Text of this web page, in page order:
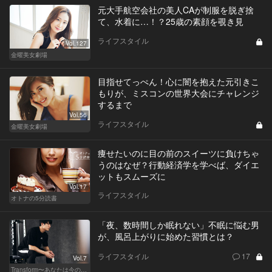
Vol.127
金曜美女劇場
元大手航空会社の美人CAが制服を脱ぎ捨
て、水着に…！？25歳の素顔を覗き見
ライフスタイル
Vol.56
金曜美女劇場
目指せてっぺん！心に闇を抱えた元引きこ
もりが、ミスコンの世界大会にチャレンジ
するまで
ライフスタイル
Vol.17
オトナの5分読書
痩せたいのに目の前のスイーツに負けちゃ
うのはなぜ？行動経済学を学べば、ダイエ
ットもスムーズに
ライフスタイル
Vol.7
「夜、数時間しか眠れない」不眠に悩む男
が、風呂上がりに始めた習慣とは？
ライフスタイル 17